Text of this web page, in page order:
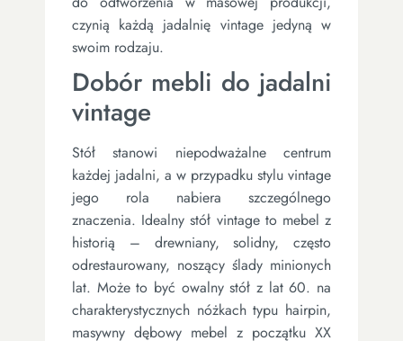
czynią każdą jadalnię vintage jedyną w
swoim rodzaju.
Dobór mebli do jadalni
vintage
Stół stanowi niepodważalne centrum
każdej jadalni, a w przypadku stylu vintage
jego rola nabiera szczególnego
znaczenia. Idealny stół vintage to mebel z
historią – drewniany, solidny, często
odrestaurowany, noszący ślady minionych
lat. Może to być owalny stół z lat 60. na
charakterystycznych nóżkach typu hairpin,
masywny dębowy mebel z początku XX